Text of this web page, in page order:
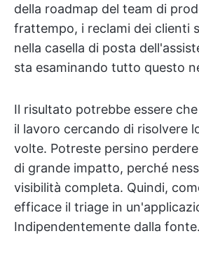
della roadmap del team di
frattempo, i reclami dei clienti
nella casella di posta
sta esaminando tutto questo
Il risultato potrebbe essere
il lavoro cercando di risolvere
volte. Potreste persino
di grande impatto, perché
visibilità completa. Quindi,
efficace il triage in
Indipendentemente dalla fonte.